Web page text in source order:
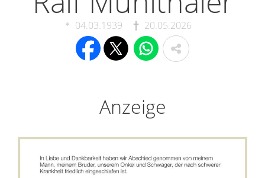
04.03.1939 20.05.2026
Anzeige